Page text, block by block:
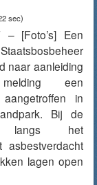
sec)
– [Foto’s] Een
naar aanleiding
een
in
Bij de
langs het
lagen open